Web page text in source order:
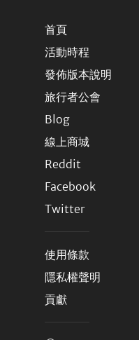
首頁
活動時程
發佈版本說明
旅行者公會
Blog
線上商城
Reddit
Facebook
Twitter
使用條款
隱私權聲明
貢獻